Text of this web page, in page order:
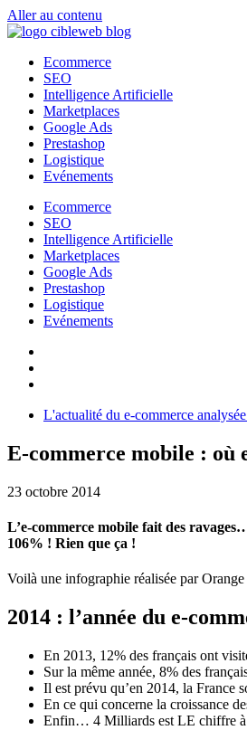
Aller au contenu
Ecommerce
SEO
Intelligence Artificielle
Marketplaces
Google Ads
Prestashop
Logistique
Evénements
Ecommerce
SEO
Intelligence Artificielle
Marketplaces
Google Ads
Prestashop
Logistique
Evénements
L'actualité du e-commerce
E-commerce mobile : où
23 octobre 2014
L’e-commerce mobile fait des
106% ! Rien que ça !
Voilà une infographie réalisée par
2014 : l’année du e-
En 2013, 12% des français ont
Sur la même année, 8% des
Il est prévu qu’en 2014, la France
En ce qui concerne la croissance
Enfin… 4 Milliards est LE chiffre à